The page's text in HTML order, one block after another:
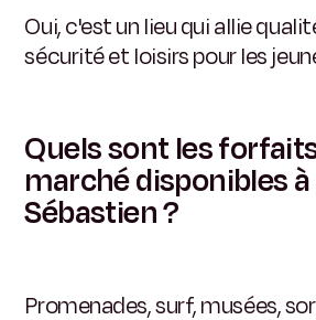
Oui, c'est un lieu qui allie
sécurité et loisirs pour les
Quels sont les
marché disponibles
Sébastien ?
Promenades, surf, musées,